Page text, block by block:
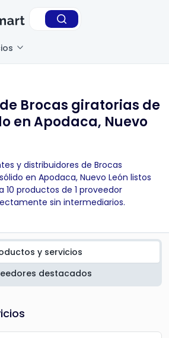
Brocas giratorias de
en Apodaca, Nuevo
y distribuidores de Brocas
en Apodaca, Nuevo León listos
10 productos de 1 proveedor
sin intermediarios.
y servicios
destacados